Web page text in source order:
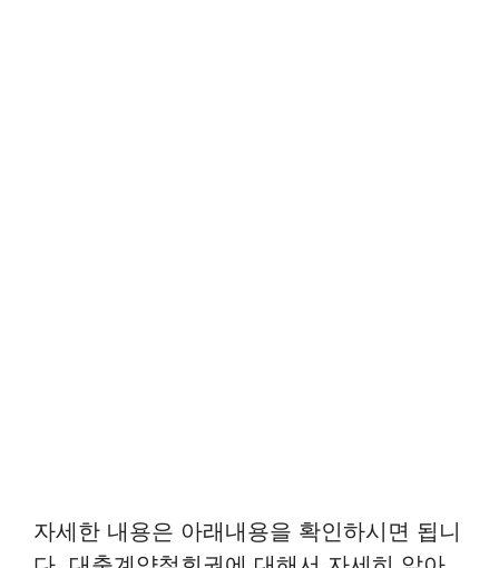
자세한 내용은 아래내용을 확인하시면 됩니